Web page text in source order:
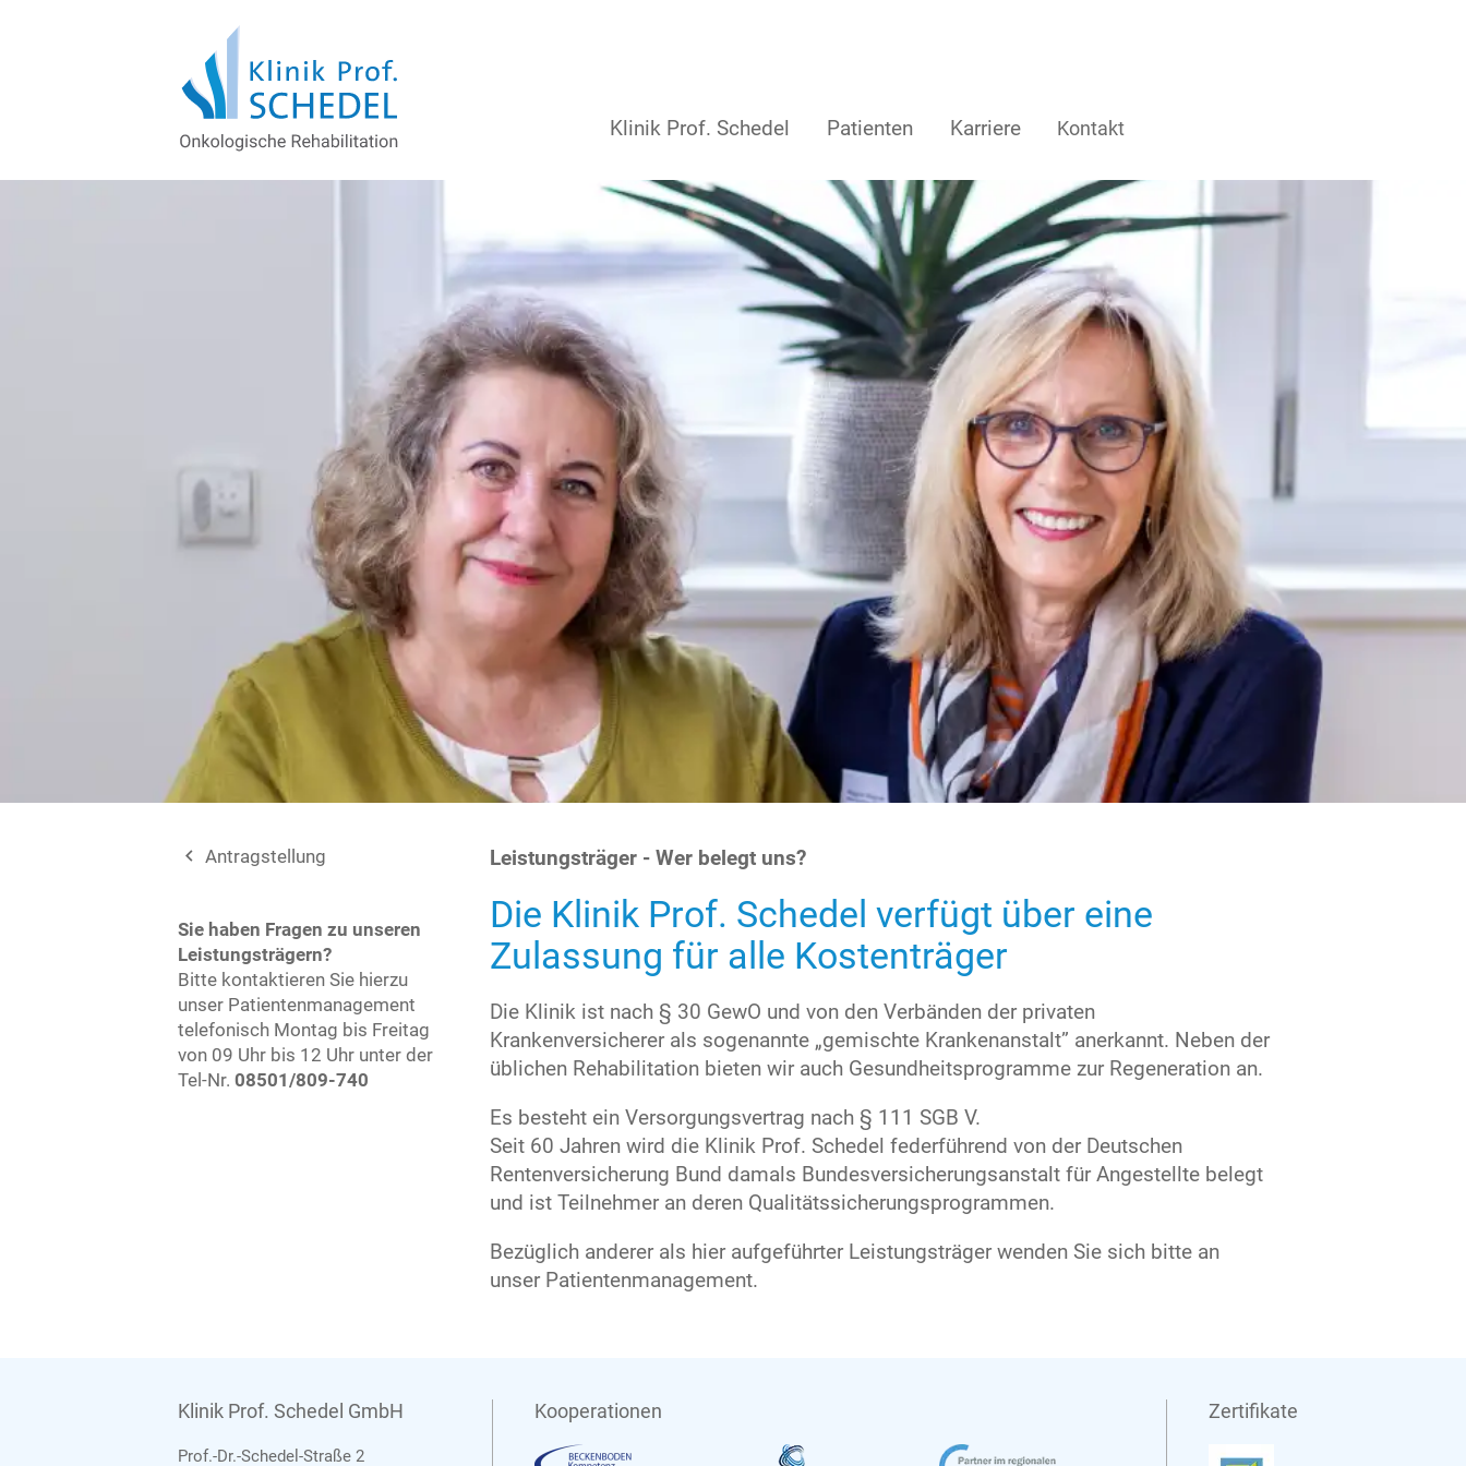
Klinik Prof. Schedel Patienten Karriere Kontakt
navigate_before Antragstellung
Sie haben Fragen zu unseren
Leistungsträgern?
Bitte kontaktieren Sie hierzu
unser Patientenmanagement
telefonisch Montag bis Freitag
von 09 Uhr bis 12 Uhr unter der
Tel-Nr.08501/809-740
Leistungsträger - Wer belegt uns?
Die Klinik Prof. Schedel verfügt über eine
Zulassung für alle Kostenträger
Die Klinik ist nach § 30 GewO und von den Verbänden der privaten
Krankenversicherer als sogenannte „gemischte Krankenanstalt” anerkannt. Neben der
üblichen Rehabilitation bieten wir auch Gesundheitsprogramme zur Regeneration an.
Es besteht ein Versorgungsvertrag nach § 111 SGB V.
Seit 60 Jahren wird die Klinik Prof. Schedel federführend von der Deutschen
Rentenversicherung Bund damals Bundesversicherungsanstalt für Angestellte belegt
und ist Teilnehmer an deren Qualitätssicherungsprogrammen.
Bezüglich anderer als hier aufgeführter Leistungsträger wenden Sie sich bitte an
unser Patientenmanagement.
Klinik Prof. Schedel GmbH
Prof.-Dr.-Schedel-Straße 2
Kooperationen Zertifikate